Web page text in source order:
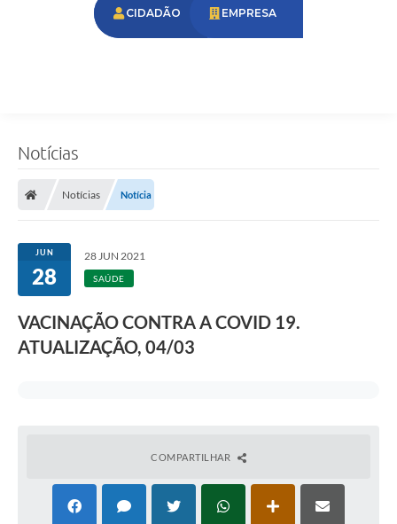
CIDADÃO EMPRESA
Notícias
Notícias Notícia
JUN
28
28 JUN 2021
SAÚDE
VACINAÇÃO CONTRA A COVID 19.
ATUALIZAÇÃO, 04/03
COMPARTILHAR